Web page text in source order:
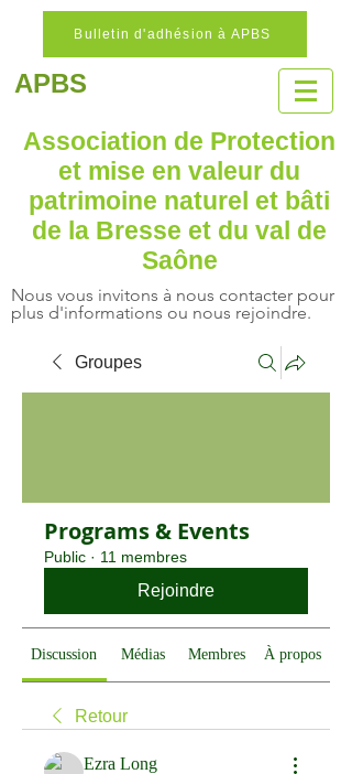
Bulletin d'adhésion à APBS
APBS
Association de Protection
et mise en valeur du
patrimoine naturel et bâti
de la Bresse et du val de
Saône
Nous vous invitons à nous contacter pour
plus d'informations ou nous rejoindre.
Groupes
Programs & Events
Public · 11 membres
Rejoindre
Discussion Médias Membres À propos
Retour
Ezra Long